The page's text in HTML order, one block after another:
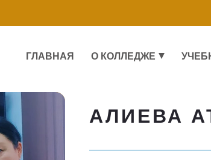
ГЛАВНАЯ О КОЛЛЕДЖЕ
АЛИЕВА